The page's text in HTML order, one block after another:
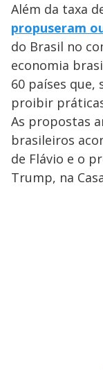
Além da taxa
propuseram
do Brasil no
economia
60 países
proibir
As propostas
brasileiros
de Flávio e o
Trump, na